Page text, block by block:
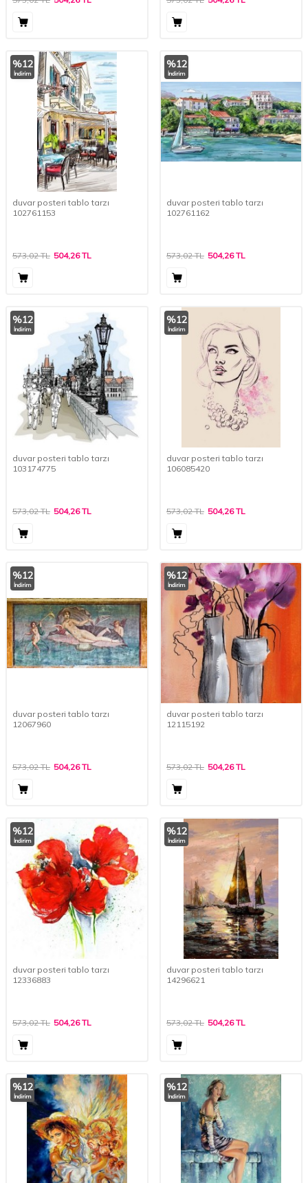
%12
İndirim
duvar posteri tablo tarzı
102761153
573,02TL 504,26TL
%12
İndirim
duvar posteri tablo tarzı
102761162
573,02TL 504,26TL
%12
İndirim
duvar posteri tablo tarzı
103174775
573,02TL 504,26TL
%12
İndirim
duvar posteri tablo tarzı
106085420
573,02TL 504,26TL
%12
İndirim
duvar posteri tablo tarzı
12067960
573,02TL 504,26TL
%12
İndirim
duvar posteri tablo tarzı
12115192
573,02TL 504,26TL
%12
İndirim
duvar posteri tablo tarzı
12336883
573,02TL 504,26TL
%12
İndirim
duvar posteri tablo tarzı
14296621
573,02TL 504,26TL
%12
İndirim
%12
İndirim